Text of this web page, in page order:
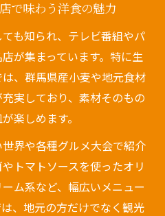
味わう生麺の魅力分析
馬県パスタの新定番を発
馬県生麺パスタの最新動
×生麺パスタの選び方ポ
を洋食視点で徹底比較
洋食メニューが人気な理
で味わう洋食の魅力
も知られ、テレビ番組やパ
が集まっています。特に生
、群馬県産小麦や地元食材
実しており、素材そのもの
楽しめます。
界や各種グルメ大会で紹介
トマトソースを使ったオリ
ム系など、幅広いメニュー
、地元の方だけでなく観光